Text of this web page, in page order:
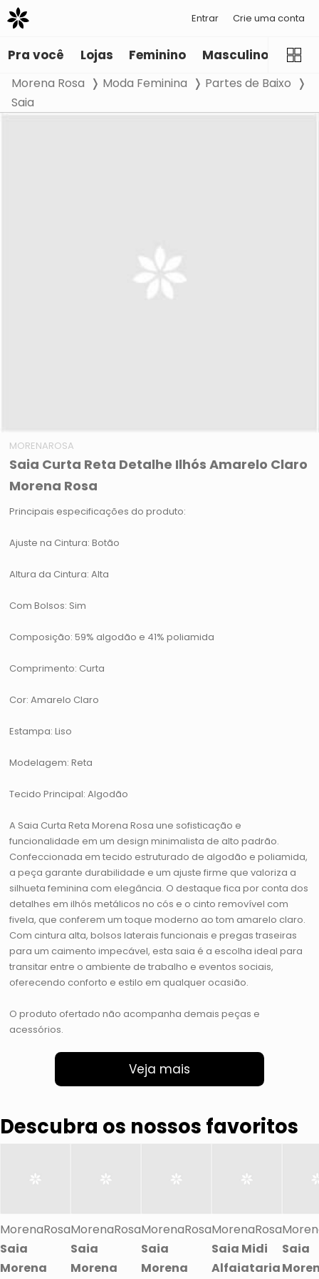
Entrar Crie uma conta
Pra você Lojas Feminino Masculino
Morena Rosa Moda Feminina
Partes de Baixo
Saia
MORENAROSA
Saia Curta Reta Detalhe Ilhós Amarelo Claro
Morena Rosa
Principais especificações do produto:
Ajuste na Cintura: Botão
Altura da Cintura: Alta
Com Bolsos: Sim
Composição: 59% algodão e 41% poliamida
Comprimento: Curta
Cor: Amarelo Claro
Estampa: Liso
Modelagem: Reta
Tecido Principal: Algodão
A Saia Curta Reta Morena Rosa une sofisticação e
funcionalidade em um design minimalista de alto padrão.
Confeccionada em tecido estruturado de algodão e poliamida,
a peça garante durabilidade e um ajuste firme que valoriza a
silhueta feminina com elegância. O destaque fica por conta dos
detalhes em ilhós metálicos no cós e o cinto removível com
fivela, que conferem um toque moderno ao tom amarelo claro.
Com cintura alta, bolsos laterais funcionais e pregas traseiras
para um caimento impecável, esta saia é a escolha ideal para
transitar entre o ambiente de trabalho e eventos sociais,
oferecendo conforto e estilo em qualquer ocasião.
O produto ofertado não acompanha demais peças e
acessórios.
Veja mais
Descubra os nossos favoritos
MorenaRosa
Saia
Morena
MorenaRosa
Saia
Morena
MorenaRosa
Saia
Morena
MorenaRosa
Saia Midi
Alfaiataria
Saia